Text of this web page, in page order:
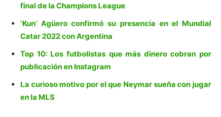
final de la Champions League
‘Kun’ Agüero confirmó su presencia en el Mundial
Catar 2022 con Argentina
Top 10: Los futbolistas que más dinero cobran por
publicación en Instagram
La curioso motivo por el que Neymar sueña con jugar
en la MLS